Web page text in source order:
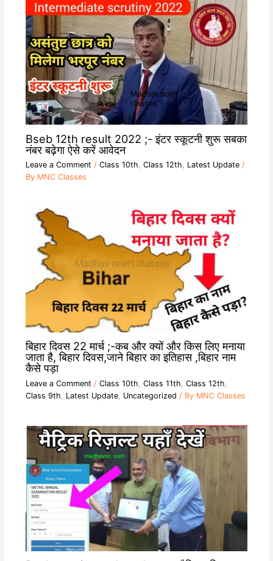
Bseb 12th result 2022 ;- इंटर स्कूटनी शुरू सबका
नंबर बढ़ेगा ऐसे करें आवेदन
Leave a Comment / Class 10th, Class 12th, Latest Update/
By MNC Classes
बिहार दिवस 22 मार्च ;-कब और क्यों और किस लिए मनाया
जाता है, बिहार दिवस,जाने बिहार का इतिहास ,बिहार नाम
कैसे पड़ा
Leave a Comment / Class 10th, Class 11th, Class 12th,
Class 9th, Latest Update, Uncategorized / By MNC Classes